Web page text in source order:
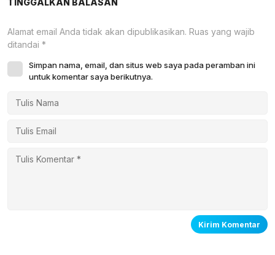
Alamat email Anda tidak akan dipublikasikan. Ruas yang wajib
ditandai *
Simpan nama, email, dan situs web saya pada peramban ini
untuk komentar saya berikutnya.